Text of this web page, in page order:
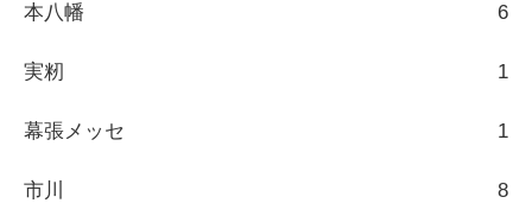
本八幡 6
実籾 1
幕張メッセ 1
市川 8